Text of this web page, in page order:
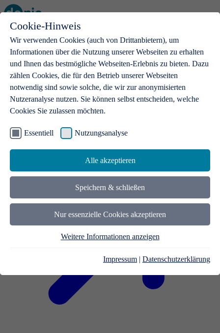
Cookie-Hinweis
Wir verwenden Cookies (auch von Drittanbietern), um
Informationen über die Nutzung unserer Webseiten zu erhalten
und Ihnen das bestmögliche Webseiten-Erlebnis zu bieten. Dazu
zählen Cookies, die für den Betrieb unserer Webseiten
notwendig sind sowie solche, die wir zur anonymisierten
Nutzeranalyse nutzen. Sie können selbst entscheiden, welche
Cookies Sie zulassen möchten.
Essentiell Nutzungsanalyse
Alle akzeptieren
Speichern & schließen
Nur essenzielle Cookies akzeptieren
Weitere Informationen anzeigen
Impressum | Datenschutzerklärung
Open main menu
.de-Domains
Mit einer .de-Domain erhalten Ideen eine Bühne